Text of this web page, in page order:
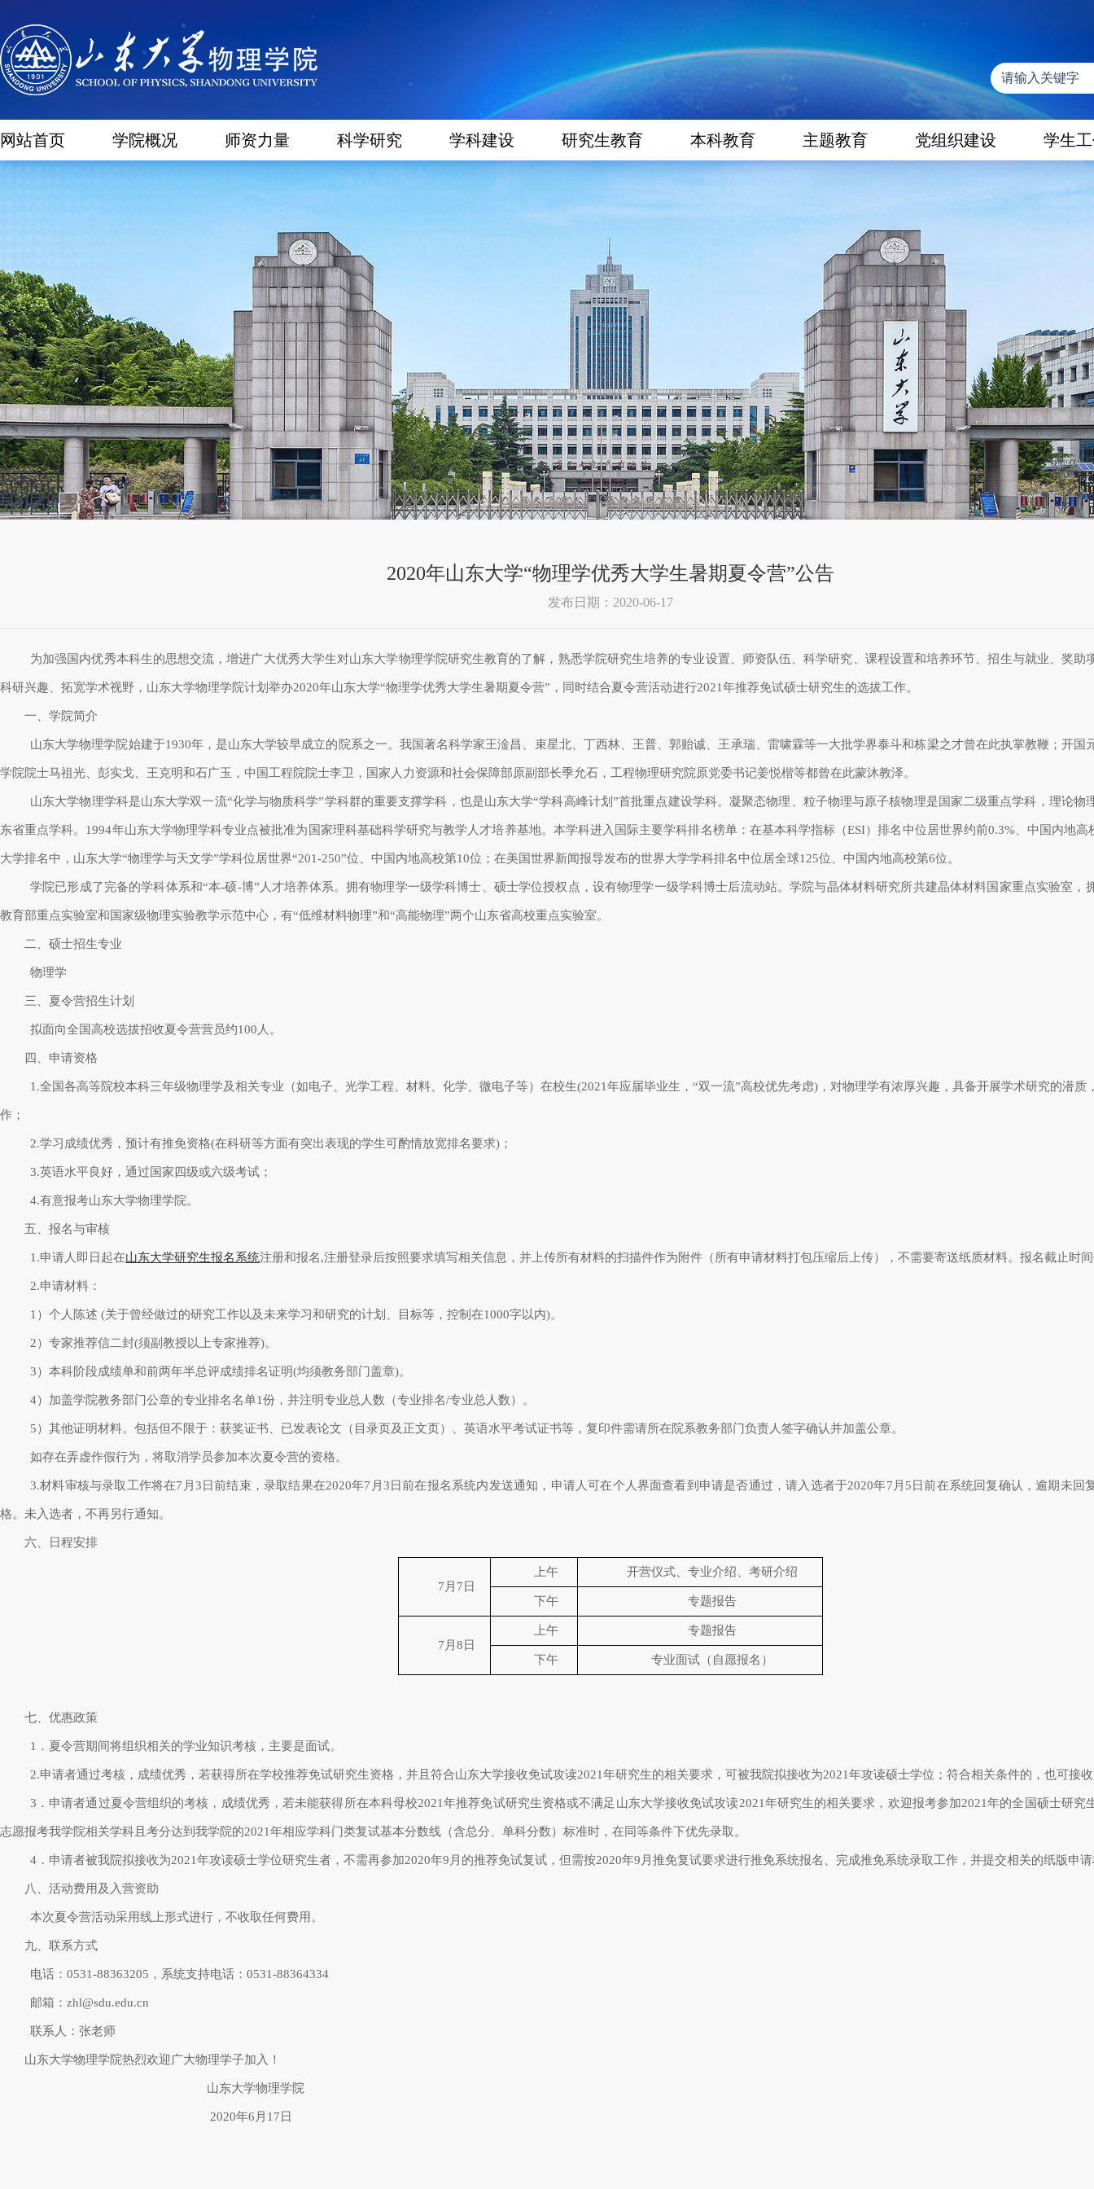
网站首页 学院概况 师资力量 科学研究 学科建设 研究生教育 本科教育 主题教育 党组织建设 学生
2020年山东大学“物理学优秀大学生暑期夏令营”公告
发布日期：2020-06-17
为加强国内优秀本科生的思想交流，增进广大优秀大学生对山东大学物理学院研究生教育的了解，熟悉学院研究生培养的专业设置、师资队伍、科学研究、课程设置和培养环节、招生与就业、奖助
科研兴趣、拓宽学术视野，山东大学物理学院计划举办2020年山东大学“物理学优秀大学生暑期夏令营” ，同时结合夏令营活动进行2021年推荐免试硕士研究生的选拔工作。
一、学院简介
山东大学物理学院始建于1930年，是山东大学较早成立的院系之一。我国著名科学家王淦昌、束星北、丁西林、王普、郭贻诚、王承瑞、雷啸霖等一大批学界泰斗和栋梁之才曾在此执掌教鞭；开国
学院院士马祖光、彭实戈、王克明和石广玉，中国工程院院士李卫，国家人力资源和社会保障部原副部长季允石，工程物理研究院原党委书记姜悦楷等都曾在此蒙沐教泽。
山东大学物理学科是山东大学双一流“化学与物质科学”学科群的重要支撑学科，也是山东大学“学科高峰计划”首批重点建设学科。凝聚态物理、粒子物理与原子核物理是国家二级重点学科，理论物
东省重点学科。1994年山东大学物理学科专业点被批准为国家理科基础科学研究与教学人才培养基地。本学科进入国际主要学科排名榜单：在基本科学指标（ESI）排名中位居世界约前0.3%、中国内地高
大学排名中，山东大学“物理学与天文学”学科位居世界“201-250”位、中国内地高校第10位；在美国世界新闻报导发布的世界大学学科排名中位居全球125位、中国内地高校第6位。
学院已形成了完备的学科体系和“本-硕-博”人才培养体系。拥有物理学一级学科博士、硕士学位授权点，设有物理学一级学科博士后流动站。学院与晶体材料研究所共建晶体材料国家重点实验室，
教育部重点实验室和国家级物理实验教学示范中心，有“低维材料物理”和“高能物理”两个山东省高校重点实验室。
二、硕士招生专业
物理学
三、夏令营招生计划
拟面向全国高校选拔招收夏令营营员约100人。
四、申请资格
1.全国各高等院校本科三年级物理学及相关专业（如电子、光学工程、材料、化学、微电子等）在校生(2021年应届毕业生，“双一流”高校优先考虑)，对物理学有浓厚兴趣，具备开展学术研究的潜质
作；
2.学习成绩优秀，预计有推免资格(在科研等方面有突出表现的学生可酌情放宽排名要求)；
3.英语水平良好，通过国家四级或六级考试；
4.有意报考山东大学物理学院。
五、报名与审核
1.申请人即日起在山东大学研究生报名系统注册和报名,注册登录后按照要求填写相关信息，并上传所有材料的扫描件作为附件（所有申请材料打包压缩后上传），不需要寄送纸质材料。报名截止时
2.申请材料：
1）个人陈述 (关于曾经做过的研究工作以及未来学习和研究的计划、目标等，控制在1000字以内)。
2）专家推荐信二封(须副教授以上专家推荐)。
3）本科阶段成绩单和前两年半总评成绩排名证明(均须教务部门盖章)。
4）加盖学院教务部门公章的专业排名名单1份，并注明专业总人数（专业排名/专业总人数）。
5）其他证明材料。包括但不限于：获奖证书、已发表论文（目录页及正文页）、英语水平考试证书等，复印件需请所在院系教务部门负责人签字确认并加盖公章。
如存在弄虚作假行为，将取消学员参加本次夏令营的资格。
3.材料审核与录取工作将在7月3日前结束，录取结果在2020年7月3日前在报名系统内发送通知，申请人可在个人界面查看到申请是否通过，请入选者于2020年7月5日前在系统回复确认，逾期未回
格。未入选者，不再另行通知。
六、日程安排
7月7日
上午 开营仪式、专业介绍、考研介绍
下午 专题报告
7月8日
上午 专题报告
下午 专业面试（自愿报名）
七、优惠政策
1．夏令营期间将组织相关的学业知识考核，主要是面试。
2.申请者通过考核，成绩优秀，若获得所在学校推荐免试研究生资格，并且符合山东大学接收免试攻读2021年研究生的相关要求，可被我院拟接收为2021年攻读硕士学位；符合相关条件的，也可接
3．申请者通过夏令营组织的考核，成绩优秀，若未能获得所在本科母校2021年推荐免试研究生资格或不满足山东大学接收免试攻读2021年研究生的相关要求，欢迎报考参加2021年的全国硕士研究
志愿报考我学院相关学科且考分达到我学院的2021年相应学科门类复试基本分数线（含总分、单科分数）标准时，在同等条件下优先录取。
4．申请者被我院拟接收为2021年攻读硕士学位研究生者，不需再参加2020年9月的推荐免试复试，但需按2020年9月推免复试要求进行推免系统报名、完成推免系统录取工作，并提交相关的纸版申
八、活动费用及入营资助
本次夏令营活动采用线上形式进行，不收取任何费用。
九、联系方式
电话：0531-88363205，系统支持电话：0531-88364334
邮箱：zhl@sdu.edu.cn
联系人：张老师
山东大学物理学院热烈欢迎广大物理学子加入！
山东大学物理学院
2020年6月17日